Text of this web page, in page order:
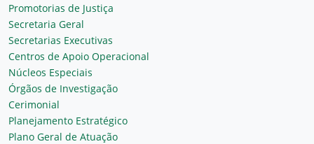
Promotorias de Justiça
Secretaria Geral
Secretarias Executivas
Centros de Apoio Operacional
Núcleos Especiais
Órgãos de Investigação
Cerimonial
Planejamento Estratégico
Plano Geral de Atuação